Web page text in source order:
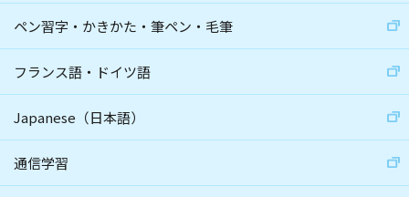
ペン習字・かきかた・筆ペン・毛筆
フランス語・ドイツ語
Japanese（日本語）
通信学習